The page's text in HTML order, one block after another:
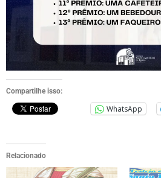
Compartilhe isso:
WhatsApp
Relacionado